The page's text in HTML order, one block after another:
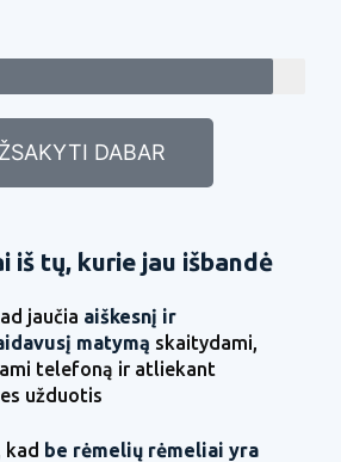
DABAR
iš tų, kurie jau išbandė
jaučia aiškesnį ir
matymą skaitydami,
telefoną ir atliekant
užduotis
kad be rėmelių rėmeliai yra